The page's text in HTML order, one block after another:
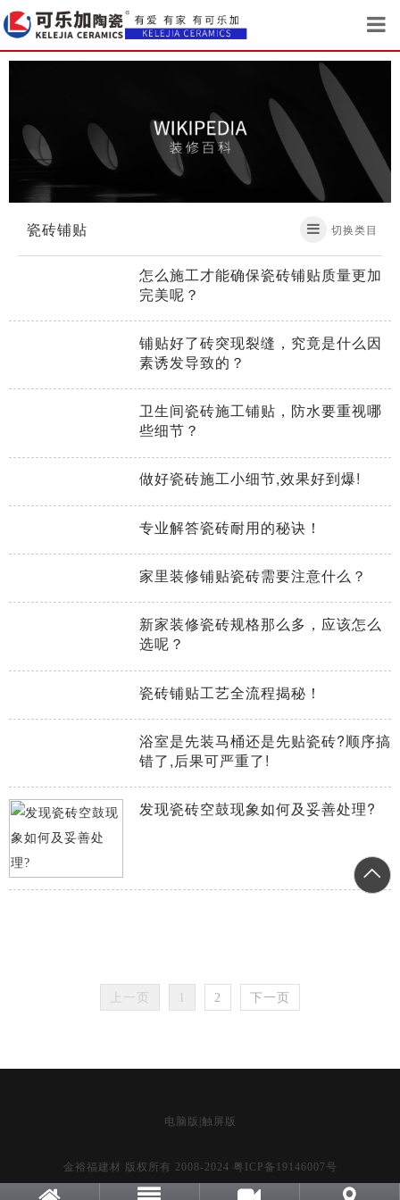
瓷砖铺贴 切换类目
怎么施工才能确保瓷砖铺贴质量更加
完美呢？
铺贴好了砖突现裂缝，究竟是什么因
素诱发导致的？
卫生间瓷砖施工铺贴，防水要重视哪
些细节？
做好瓷砖施工小细节,效果好到爆!
专业解答瓷砖耐用的秘诀！
家里装修铺贴瓷砖需要注意什么？
新家装修瓷砖规格那么多，应该怎么
选呢？
瓷砖铺贴工艺全流程揭秘！
浴室是先装马桶还是先贴瓷砖?顺序搞
错了,后果可严重了!
发现瓷砖空鼓现象如何及妥善处理?
上一页 2 下一页
电脑版 触屏版
金裕福建材 版权所有 2008-2024 粤ICP备19146007号